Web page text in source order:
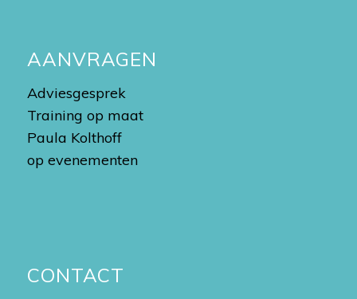
AANVRAGEN
Adviesgesprek
Training op maat
Paula Kolthoff
op evenementen
CONTACT